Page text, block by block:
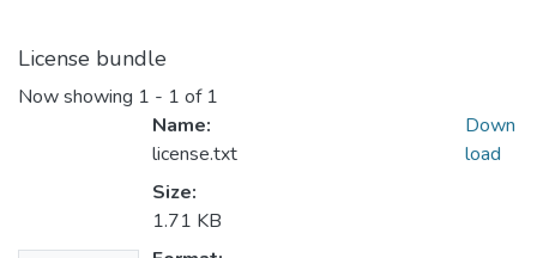
License bundle
Now showing 1 - 1 of 1
Name:
license.txt
Size:
1.71 KB
Down
load